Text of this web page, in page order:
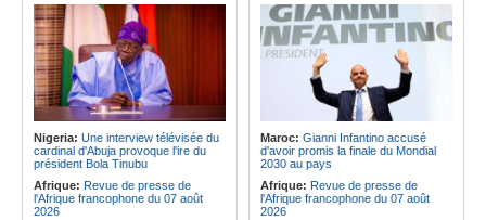
extermine la faune sauvage
Congo-Kinshasa:Après l'accord
avec une branche des FDLR, les
zones d'ombre persistent
Centrafrique: Un gendarme détenu
par le groupe armé AAKG retrouve
la liberté
Rome et Kigali discutent
d'une possible externalisation au
pays des procédures d'asile à
destination de l'Italie
Rwanda: Rome et Kigali discutent
d'une possible externalisation au
pays des procédures d'asile à
destination de l'Italie
Somalie:Le camp de Galkayo
frappé par une violente attaque des
Forces du Puntland
Soudan:La guerre contre les
houthistes du Yémen peut-elle
détourner Riyad du pays ?
Sud-Soudan:
femmes pour accéder aux soins de
santé
Nigeria: Une interview télévisée du
cardinal d'Abuja provoque l'ire du
président Bola Tinubu
Afrique: Revue de presse de
l'Afrique francophone du 07 août
2026
Maroc: Gianni Infantino accusé
d'avoir promis la finale du Mondial
2030 au pays
Afrique: Revue de presse de
l'Afrique francophone du 07 août
2026